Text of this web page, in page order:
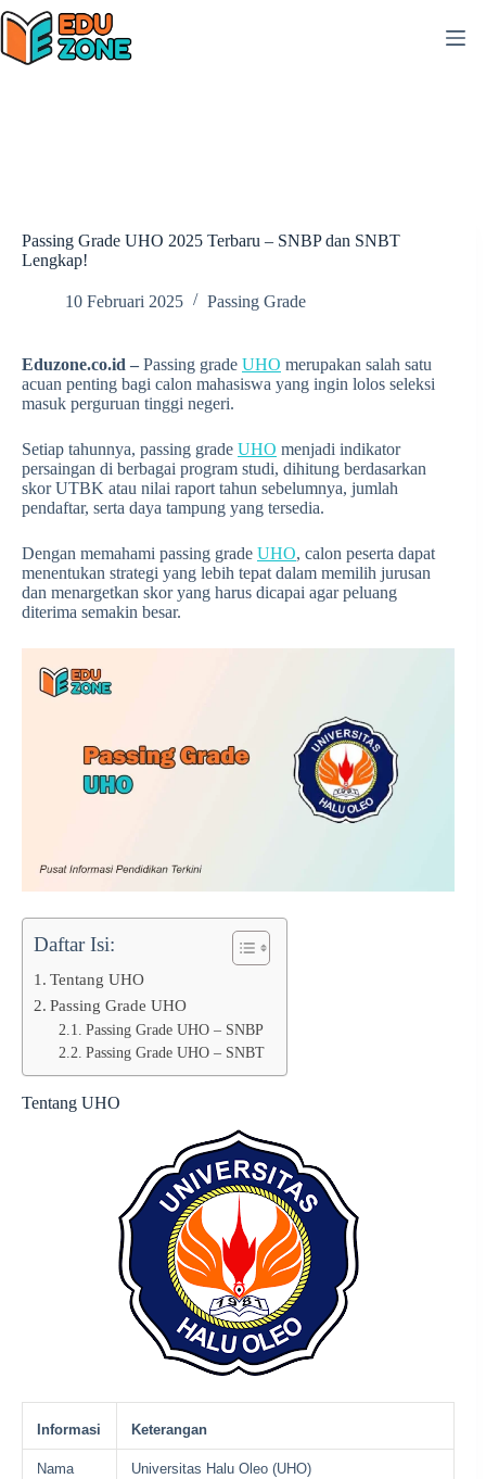
Skip
to
content
Passing Grade UHO 2025 Terbaru – SNBP dan SNBT
Lengkap!
10 Februari 2025 Passing Grade
Eduzone.co.id – Passing grade UHO merupakan salah satu
acuan penting bagi calon mahasiswa yang ingin lolos seleksi
masuk perguruan tinggi negeri.
Setiap tahunnya, passing grade UHO menjadi indikator
persaingan di berbagai program studi, dihitung berdasarkan
skor UTBK atau nilai raport tahun sebelumnya, jumlah
pendaftar, serta daya tampung yang tersedia.
Dengan memahami passing grade UHO, calon peserta dapat
menentukan strategi yang lebih tepat dalam memilih jurusan
dan menargetkan skor yang harus dicapai agar peluang
diterima semakin besar.
Daftar Isi:
Tentang UHO
Passing Grade UHO
Passing Grade UHO – SNBP
Passing Grade UHO – SNBT
Tentang UHO
Informasi Keterangan
Nama Universitas Halu Oleo (UHO)